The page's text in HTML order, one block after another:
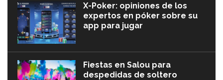
X-Poker: opiniones de los
expertos en póker sobre su
app para jugar
Fiestas en Salou para
despedidas de soltero